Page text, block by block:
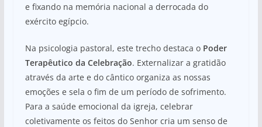
e fixando na memória nacional a derrocada do
exército egípcio.
Na psicologia pastoral, este trecho destaca o Poder
Terapêutico da Celebração. Externalizar a gratidão
através da arte e do cântico organiza as nossas
emoções e sela o fim de um período de sofrimento.
Para a saúde emocional da igreja, celebrar
coletivamente os feitos do Senhor cria um senso de